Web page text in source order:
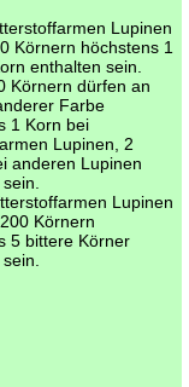
Lupinen
Körnern höchstens 1
enthalten sein.
Körnern dürfen an
Farbe
1 Korn bei
Lupinen, 2
anderen Lupinen
Lupinen
Körnern
5 bittere Körner